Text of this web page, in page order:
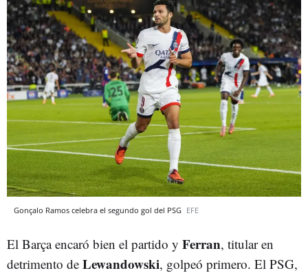
Gonçalo Ramos celebra el segundo gol del PSG EFE
El Barça encaró bien el partido y Ferran, titular en
detrimento de Lewandowski, golpeó primero. El PSG,